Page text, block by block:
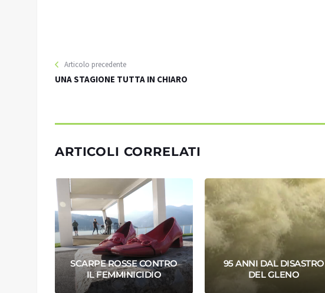
Articolo precedente
UNA STAGIONE TUTTA IN CHIARO
ARTICOLI CORRELATI
SCARPE ROSSE CONTRO
IL FEMMINICIDIO
95 ANNI DAL DISASTRO
DEL GLENO